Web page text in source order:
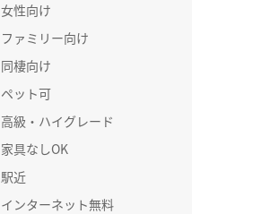
女性向け
ファミリー向け
同棲向け
ペット可
高級・ハイグレード
家具なしOK
駅近
インターネット無料